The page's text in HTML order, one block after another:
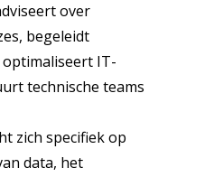
over
begeleidt
IT-
technische teams
zich specifiek op
data, het